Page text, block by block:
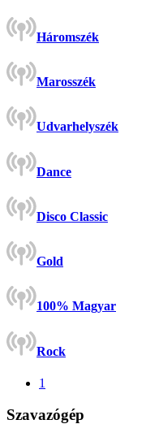
Háromszék
Marosszék
Udvarhelyszék
Dance
Disco Classic
Gold
100% Magyar
Rock
1
Szavazógép